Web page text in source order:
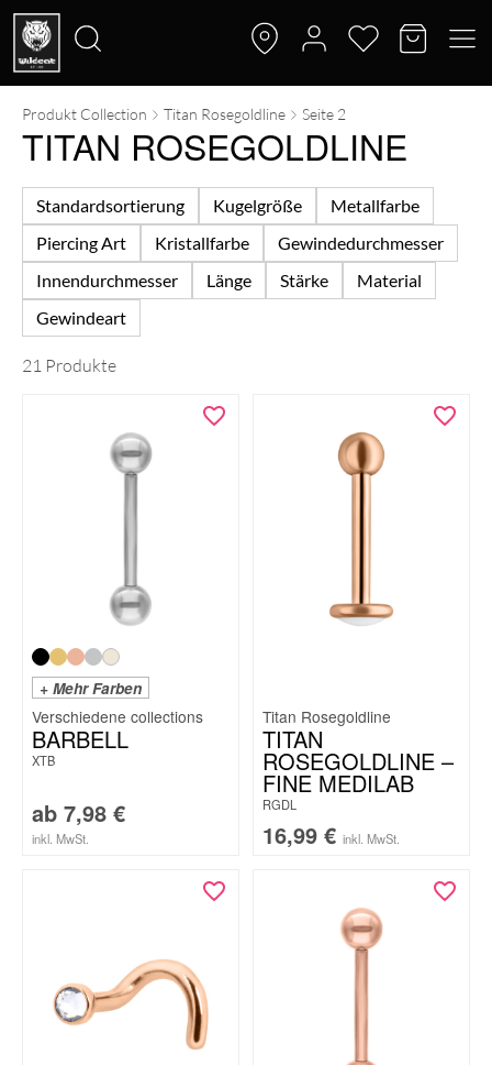
Suche
Produkt Collection Titan Rosegoldline Seite 2
TITAN ROSEGOLDLINE
Standardsortierung Kugelgröße
Metallfarbe
Piercing Art
Kristallfarbe
Gewindedurchmesser
Innendurchmesser
Länge Stärke
Material
Gewindeart
21 Produkte
+ Mehr Farben
BARBELL
XTB
ab 7,98 €
inkl. MwSt.
Titan Rosegoldline
TITAN
ROSEGOLDLINE –
FINE MEDILAB
RGDL
16,99 € inkl. MwSt.